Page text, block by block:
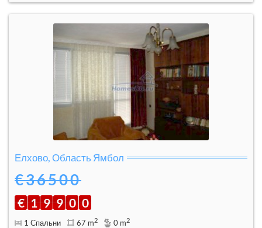
Елхово, Область Ямбол
€36500
€ 1 9 9 0 0
1 Спальни 67 m2 0 m2